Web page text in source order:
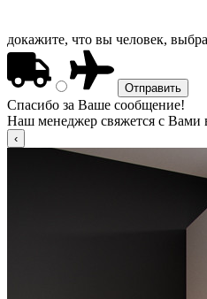
докажите, что вы человек,
Спасибо за Ваше сообщение!
Наш менеджер свяжется с Вами